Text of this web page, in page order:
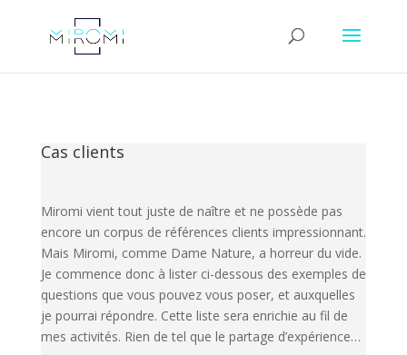
Cas clients
Miromi vient tout juste de naître et ne possède pas
encore un corpus de références clients impressionnant.
Mais Miromi, comme Dame Nature, a horreur du vide.
Je commence donc à lister ci-dessous des exemples de
questions que vous pouvez vous poser, et auxquelles
je pourrai répondre. Cette liste sera enrichie au fil de
mes activités. Rien de tel que le partage d’expérience…